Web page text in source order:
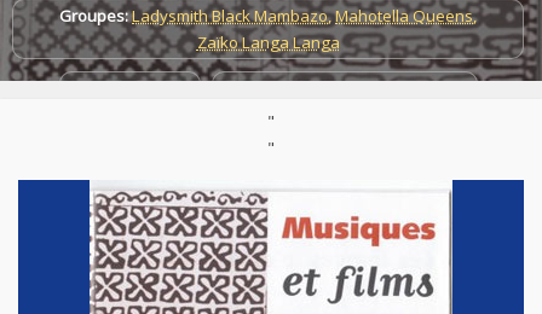
Groupes:Ladysmith Black Mambazo,Mahotella Queens,
Zaïko Langa Langa
Labels:RFI Talent Styles:World / Musique du monde
"
"